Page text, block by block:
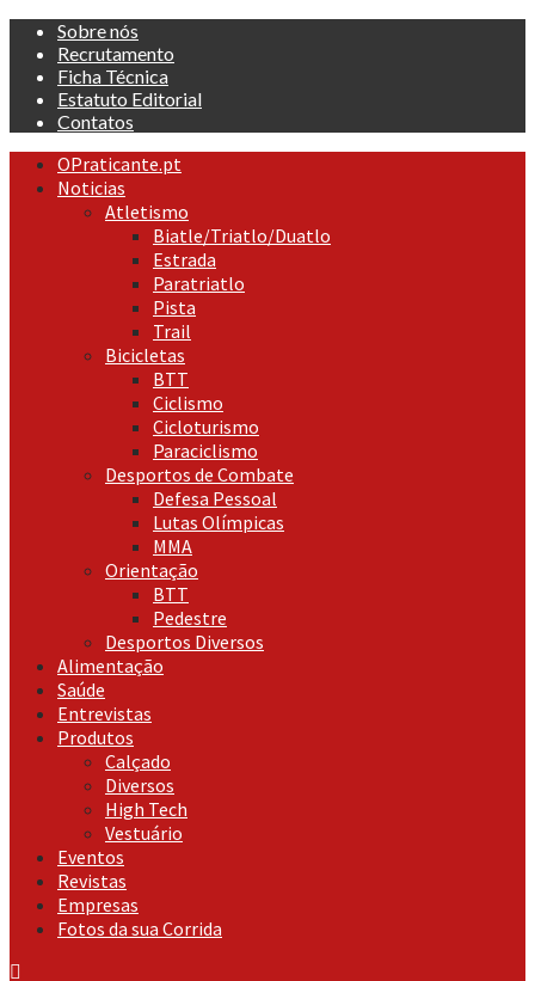
Skip
content
Sobre nós
Recrutamento
Ficha Técnica
Estatuto Editorial
Contatos
Primary
Menu
OPraticante.pt
Noticias
Atletismo
Biatle/Triatlo/Duatlo
Estrada
Paratriatlo
Pista
Trail
Bicicletas
BTT
Ciclismo
Cicloturismo
Paraciclismo
Desportos de Combate
Defesa Pessoal
Lutas Olímpicas
MMA
Orientação
BTT
Pedestre
Desportos Diversos
Alimentação
Saúde
Entrevistas
Produtos
Calçado
Diversos
High Tech
Vestuário
Eventos
Revistas
Empresas
Fotos da sua Corrida